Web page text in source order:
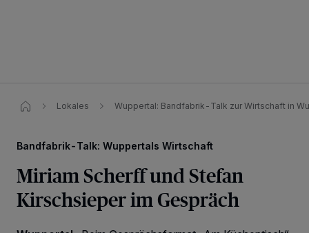
Lokales Wuppertal: Bandfabrik-Talk zur Wirtschaft in
Bandfabrik-Talk: Wuppertals Wirtschaft
Miriam Scherff und Stefan
Kirschsieper im Gespräch